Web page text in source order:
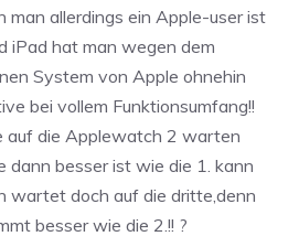
man allerdings ein Apple-user ist
iPad hat man wegen dem
System von Apple ohnehin
bei vollem Funktionsumfang!!
auf die Applewatch 2 warten
dann besser ist wie die 1. kann
wartet doch auf die dritte,denn
besser wie die 2.!! ?